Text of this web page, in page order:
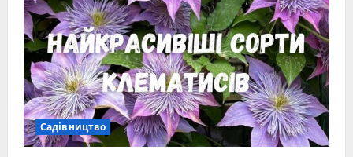
Садівництво